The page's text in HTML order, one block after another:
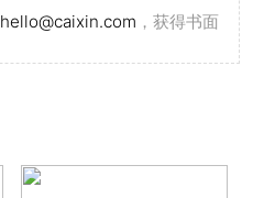
hello@caixin.com ，获得书面